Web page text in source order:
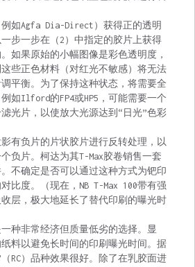
例如Agfa Dia-Direct）获得正的透明
步一步在（2）中指定的胶片上获得
如果原始的小幅图像是彩色透明度，
些正色材料（对红光不敏感）将无法
平衡。为了保持这种状态，将需要全
如Ilford的FP4或HP5，可能需要一个
光片，以使放大光源达到“日光”色彩
有负片的片状胶片进行反转处理，以
负片。柯达为其T-Max胶卷销售一套
不确定是否可以通过这种方式为钯印
比度。（现在，NB T-Max 100带有强
层，极大地延长了替代印刷的曝光时
种非常经济但质量低劣的选择。显
料以避免长时间的印刷曝光时间。据
RC）品种效果很好。除了在乳胶面进